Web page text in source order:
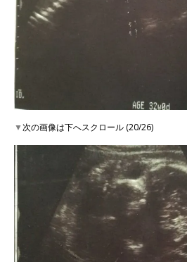
▼次の画像は下へスクロール (20/26)